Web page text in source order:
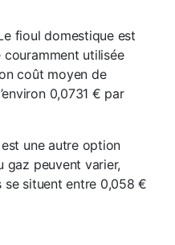
fioul domestique est
couramment utilisée
coût moyen de
0,0731 € par
une autre option
gaz peuvent varier,
se situent entre 0,058 €